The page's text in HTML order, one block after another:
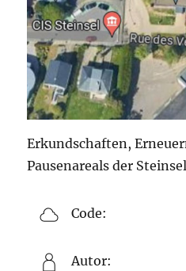
Erkundschaften,
Pausenareals der
Code:
Autor: